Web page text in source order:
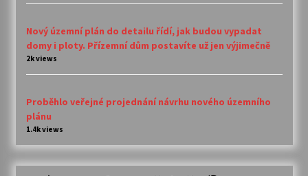
Nový územní plán do detailu řídí, jak budou vypadat
domy i ploty. Přízemní dům postavíte už jen výjimečně
2k views
Proběhlo veřejné projednání návrhu nového územního
plánu
1.4k views